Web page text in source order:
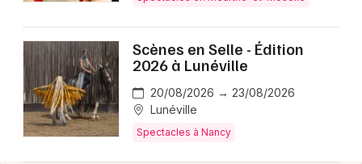
Scènes en Selle - Édition
2026 à Lunéville
20/08/2026 → 23/08/2026
Lunéville
Spectacles à Nancy